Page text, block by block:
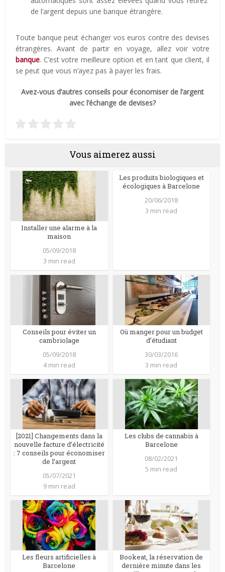
de l’argent depuis une banque étrangère.
Toute banque peut échanger vos euros contre des devises
étrangères. Avant de partir en voyage, allez voir votre
banque. C’est votre meilleure option et en tant que client, il
se peut que vous n’ayez pas à payer les frais.
Avez-vous d’autres conseils pour économiser de l’argent
avec l’échange de devises?
Vous aimerez aussi
Installer une alarme à la
maison
05/09/2018
3 min read
Les produits biologiques et
écologiques à Barcelone
20/06/2018
3 min read
Conseils pour éviter un
cambriolage
05/09/2018
4 min read
Où manger pour un budget
d’étudiant
30/03/2016
3 min read
[2021] Changements dans la
nouvelle facture d’électricité
: 7 conseils pour économiser
de l’argent
05/07/2021
9 min read
Les clubs de cannabis à
Barcelone
08/02/2021
5 min read
Les fleurs artificielles à
Barcelone
Bookeat, la réservation de
dernière minute dans les